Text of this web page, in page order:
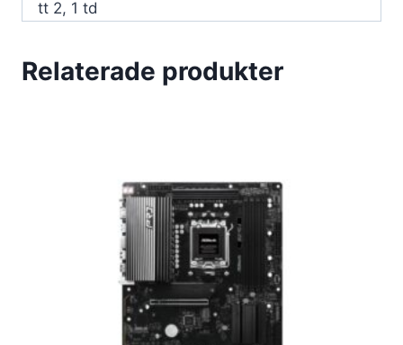
tt 2, 1 td
Relaterade produkter